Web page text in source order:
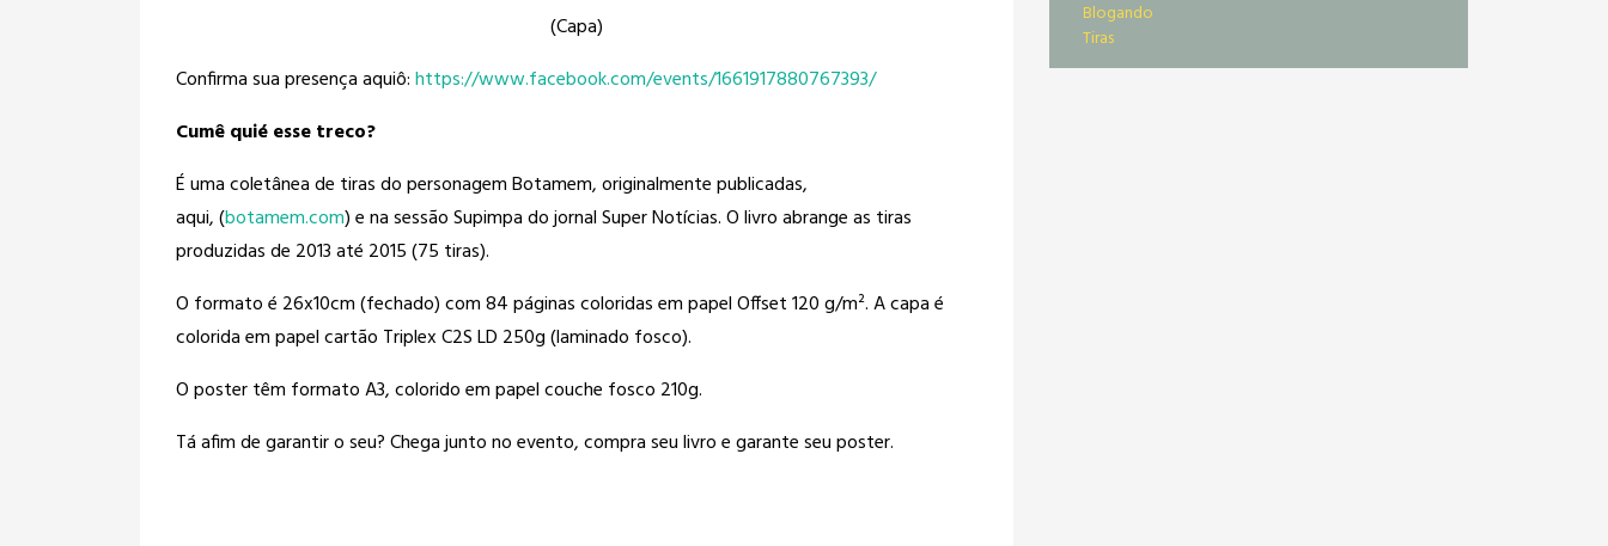
(Capa)
Confirma sua presença aquiô:https://www.facebook.com/events/1661917880767393/
Cumê quié esse treco?
É uma coletânea de tiras do personagem Botamem, originalmente publicadas,
aqui, (botamem.com) e na sessão Supimpa do jornal Super Notícias. O livro abrange as tiras
produzidas de 2013 até 2015 (75 tiras).
O formato é 26x10cm (fechado) com 84 páginas coloridas em papel Offset 120 g/m². A capa é
colorida em papel cartão Triplex C2S LD 250g (laminado fosco).
O poster têm formato A3, colorido em papel couche fosco 210g.
Tá afim de garantir o seu? Chega junto no evento, compra seu livro e garante seu poster.
Blogando
Tiras